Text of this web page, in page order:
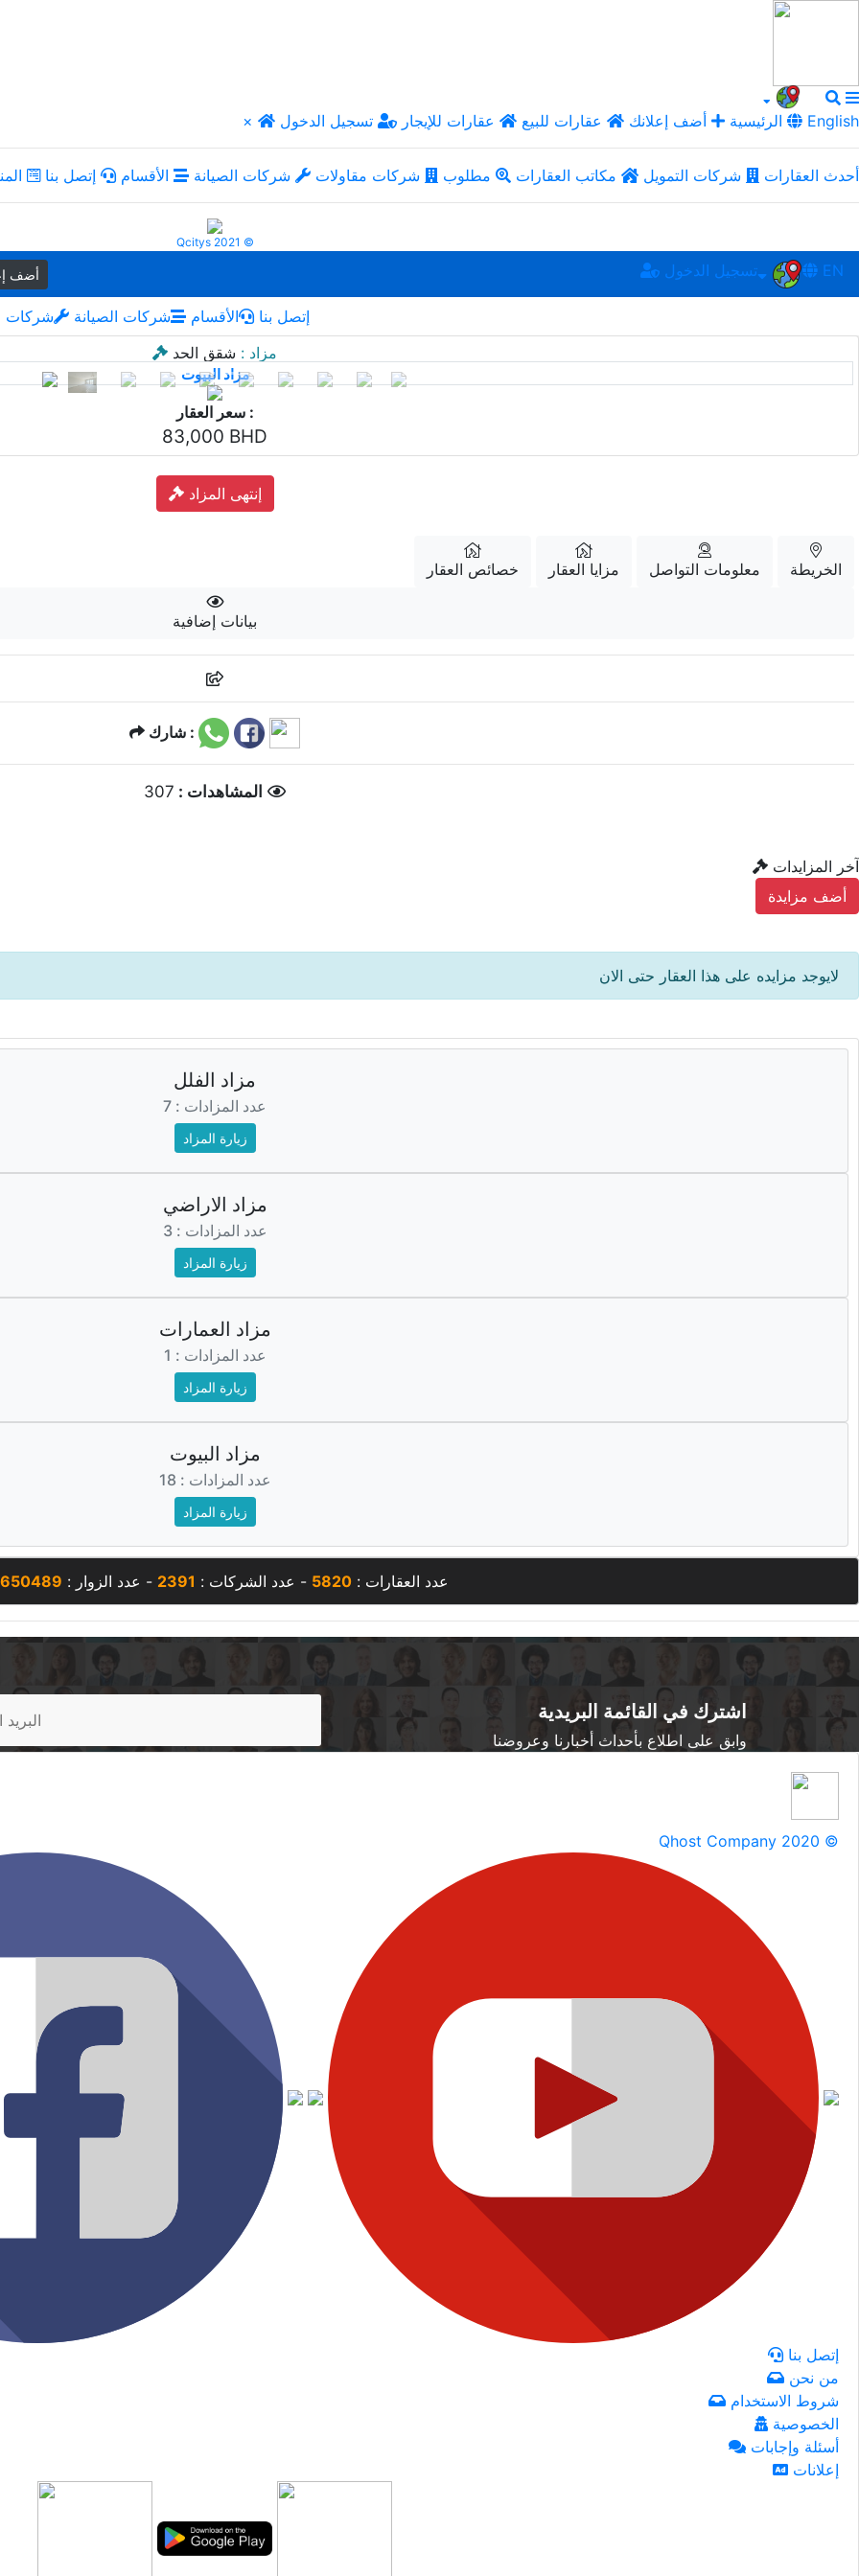
× الرئيسية أضف إعلانك عقارات للبيع عقارات للإيجار تسجيل الدخول English
أحدث العقارات شركات التمويل مكاتب العقارات مطلوب شركات مقاولات شركات الصيانة الأقسام إتصل بنا
Qcitys 2021 ©
أضف تسجيل الدخول EN
شركات شركات الصيانة الأقسام
إتصل بنا
مزاد : شقق الحد
مزاد البيوت
سعر العقار :
83,000 BHD
إنتهى المزاد
خصائص العقار مزايا العقار معلومات التواصل الخريطة
بيانات إضافية
شارك :
المشاهدات :
آخر المزايدات
أضف مزايدة
لايوجد مزايده على هذا العقار حتى الان
مزاد الفلل
عدد المزادات : 7
زيارة المزاد
مزاد الاراضي
عدد المزادات : 3
زيارة المزاد
مزاد العمارات
عدد المزادات : 1
زيارة المزاد
مزاد البيوت
عدد المزادات : 18
زيارة المزاد
عدد العقارات :5820 - عدد الشركات : 2391 - عدد الزوار :
اشترك في القائمة البريدية
وابق على اطلاع بأحداث أخبارنا وعروضنا
Qhost Company 2020 ©
إتصل بنا
من نحن
شروط الاستخدام
الخصوصية
أسئلة وإجابات
إعلانات